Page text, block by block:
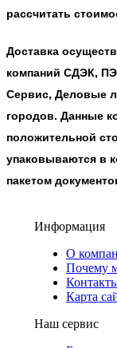
рассчитать
Доставка
компаний СДЭК,
Сервис, Деловые
городов. Данные
положительной
упаковываются в
пакетом
Информация
О
Почему
Карта
Наш сервис